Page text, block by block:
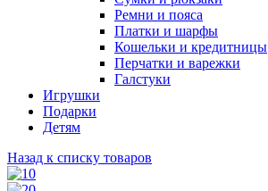
Ремни и пояса
Платки и шарфы
Кошельки и кредитницы
Перчатки и варежки
Галстуки
Игрушки
Подарки
Детям
Назад к списку товаров